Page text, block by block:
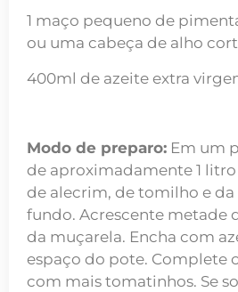
1 maço pequeno de
ou uma cabeça de alho
400ml de azeite extra
Modo de preparo: Em um
de aproximadamente 1
de alecrim, de tomilho e
fundo. Acrescente metade
da muçarela. Encha com
espaço do pote. Complete
com mais tomatinhos. Se